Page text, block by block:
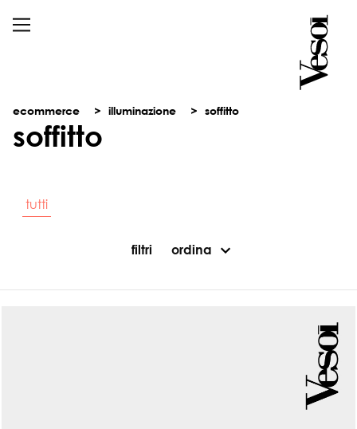
ecommerce illuminazione soffitto
soffitto
tutti
filtri ordina